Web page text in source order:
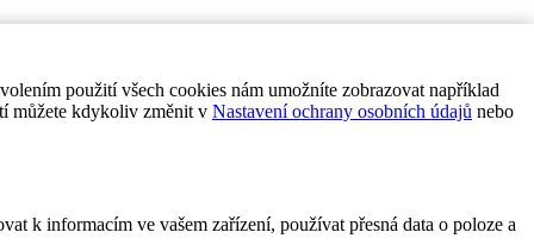
použití všech cookies nám umožníte zobrazovat například
můžete kdykoliv změnit v Nastavení ochrany osobních údajů nebo
k informacím ve vašem zařízení, používat přesná data o poloze a